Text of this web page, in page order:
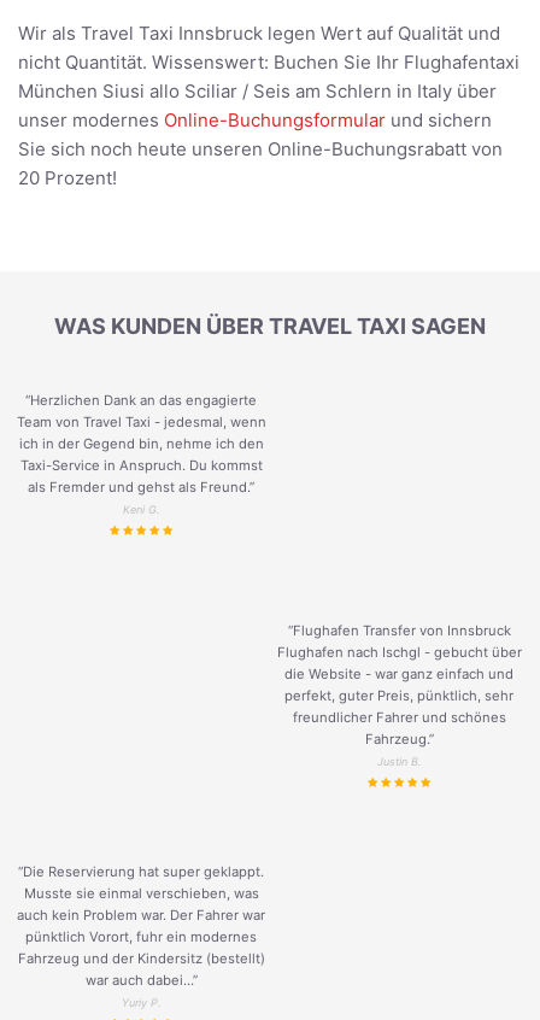
Wir als Travel Taxi Innsbruck legen Wert auf Qualität und
nicht Quantität. Wissenswert: Buchen Sie Ihr Flughafentaxi
München Siusi allo Sciliar / Seis am Schlern in Italy über
unser modernes Online-Buchungsformular und sichern
Sie sich noch heute unseren Online-Buchungsrabatt von
20 Prozent!
WAS KUNDEN ÜBER TRAVEL TAXI SAGEN
“Herzlichen Dank an das engagierte
Team von Travel Taxi - jedesmal, wenn
ich in der Gegend bin, nehme ich den
Taxi-Service in Anspruch. Du kommst
als Fremder und gehst als Freund.”
Keni G.
“Flughafen Transfer von Innsbruck
Flughafen nach Ischgl - gebucht über
die Website - war ganz einfach und
perfekt, guter Preis, pünktlich, sehr
freundlicher Fahrer und schönes
Fahrzeug.”
Justin B.
“Die Reservierung hat super geklappt.
Musste sie einmal verschieben, was
auch kein Problem war. Der Fahrer war
pünktlich Vorort, fuhr ein modernes
Fahrzeug und der Kindersitz (bestellt)
war auch dabei...”
Yuriy P.